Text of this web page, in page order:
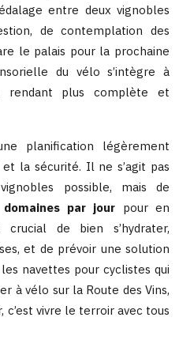
entre deux vignobles
de contemplation des
le palais pour la prochaine
du vélo s’intègre à
rendant plus complète et
planification légèrement
la sécurité. Il ne s’agit pas
possible, mais de
par jour pour en
de bien s’hydrater,
et de prévoir une solution
navettes pour cyclistes qui
à vélo sur la Route des Vins,
c’est vivre le terroir avec tous